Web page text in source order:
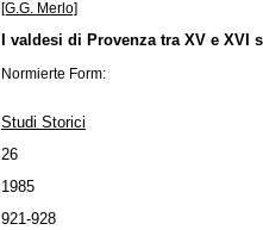
[G.G. Merlo]
I valdesi di Provenza tra XV e XVI
Normierte Form:
Studi Storici
26
1985
921-928